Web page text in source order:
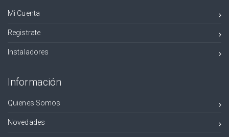
Mi Cuenta
Registrate
Instaladores
Información
Quienes Somos
Novedades